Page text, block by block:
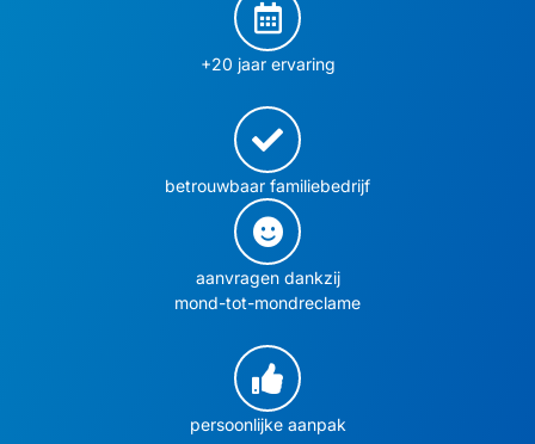
+20 jaar ervaring
betrouwbaar familiebedrijf
aanvragen dankzij
mond-tot-mondreclame
persoonlijke aanpak